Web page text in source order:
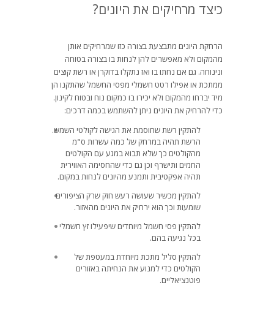
כיצד מרחיקים את היונים?
הרחקת היונים מתבצעת בצורה כזו שמרחיקים אותן
מהמקום ולא מאפשרים להן לנחות בו בצורה בטוחה
ונינוחה. גם אם נחתו בו ואז נתקלו בדוקרן או רשת קוצים
ממתכת או אפילו רטט חשמלי מפסי החשמל שהתקנו הן
מיד יברחו מהמקום ולא יכירו בו כמקום נוח ובטוח לקינון.
כדי להרחיק את היונים ניתן להשתמש בכמה דרכים:
להתקין רשת שחוסמת את הגישה לקולטי השמש.
הרשת תהיה במרחק של כמה עשרות ס"מ
מהקולטים כך שלא תבוא במגע עם הקולטים
החמים ותישרף וכן גם כדי שהחסימה האווירית
תהיה אפקטיבית ותמנע מהיונים לנחות במקום.
להתקין מכשיר שעושה רעש חזק שרק הציפורים
שומעות וכך הוא ירחיק את היונים מהאזור.
להתקין פסי חשמל מיוחדים שיפעילו זץ חשמלי
בכל נגיעה בהם.
להתקין סליל מתכת מיוחדת במעטפת של
הקולטים כדי למנוע את הנחיתה באזורים
פוטנציאליים.